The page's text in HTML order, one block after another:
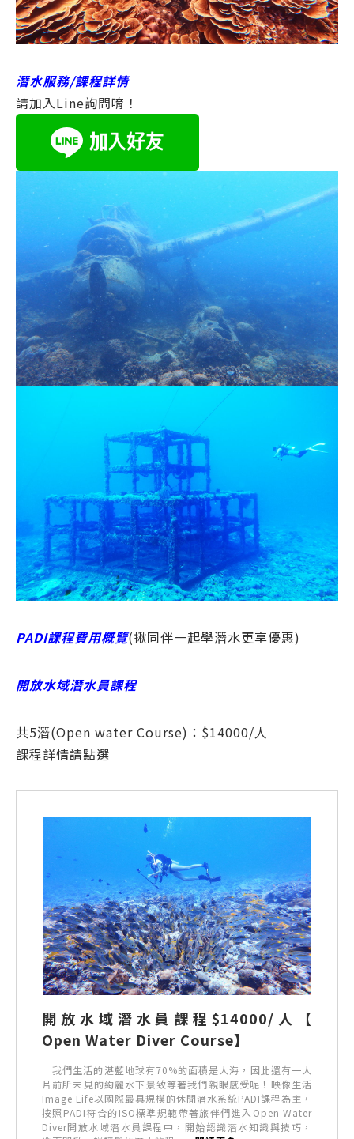
潛水服務/課程詳情
請加入Line詢問唷！
PADI課程費用概覽(揪同伴一起學潛水更享優惠)
開放水域潛水員課程
共5潛(Open water Course)：$14000/人
課程詳情請點選
開放水域潛水員課程$14000/人【
Open Water Diver Course】
我們生活的湛藍地球有70%的面積是大海，因此還有一大
片前所未見的絢麗水下景致等著我們親眼感受呢！映像生活
Image Life以國際最具規模的休閒潛水系統PADI課程為主，
按照PADI符合的ISO標準規範帶著旅伴們進入Open Water
Diver開放水域潛水員課程中，開始認識潛水知識與技巧，